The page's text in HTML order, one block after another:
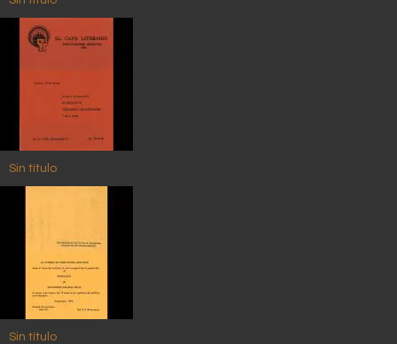
Sin título
Sin título